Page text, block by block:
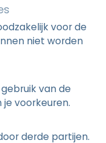
voor de
niet worden
van de
voorkeuren.
derde partijen.